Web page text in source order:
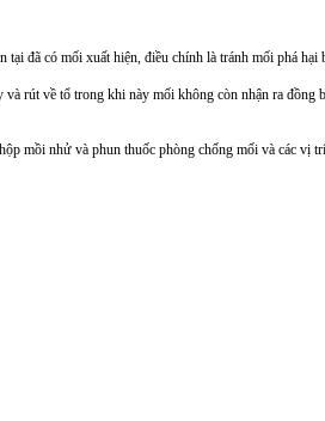
đã có mối xuất hiện, điều chính là tránh mối phá hại
về tổ trong khi này mối không còn nhận ra đồng
mồi nhử và phun thuốc phòng chống mối và các vị